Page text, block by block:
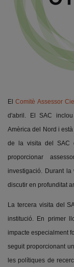
ElComitè Assessor
d'abril. El SAC
Amèrica del Nord i
de la visita del SAC
proporcionar
investigació. Durant
discutir en profunditat
La tercera visita del
institució. En primer
impacte especialment
seguit proporcionant
les polítiques de